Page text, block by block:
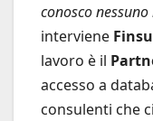
conosco
interviene
lavoro è il
accesso a
consulenti che